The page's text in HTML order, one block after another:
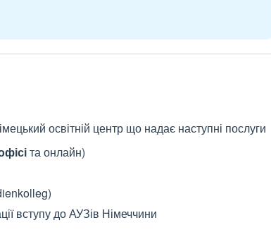
освітній центр що надає наступні послуги
та онлайн)
вступу до АУЗів Німеччини